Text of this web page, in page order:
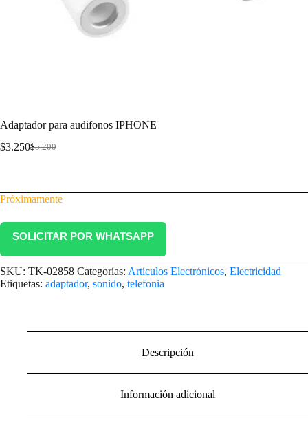
Adaptador para audifonos IPHONE
$5.200
$3.250
Próximamente
SOLICITAR POR WHATSAPP
SKU: TK-02858 Categorías: Artículos Electrónicos, Electricidad
Etiquetas: adaptador, sonido, telefonia
Descripción
Información adicional